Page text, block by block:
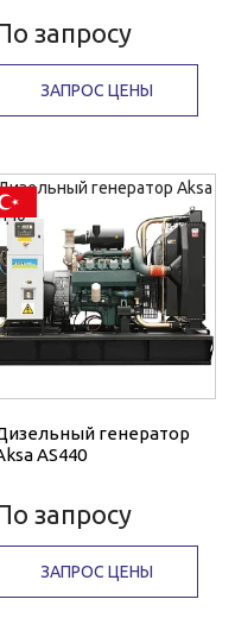
запросу
ЗАПРОС ЦЕНЫ
генератор
AS440
запросу
ЗАПРОС ЦЕНЫ